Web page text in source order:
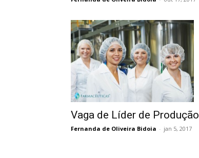
Vaga de Líder de Produção
Fernanda de Oliveira Bidoia - jan 5, 2017